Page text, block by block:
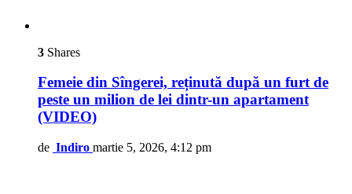
3 Shares
Femeie din Sîngerei, reținută după un furt de
peste un milion de lei dintr-un apartament
(VIDEO)
de Indiro martie 5, 2026, 4:12 pm